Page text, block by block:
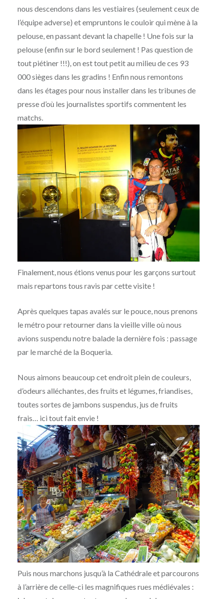
nous descendons dans les vestiaires (seulement ceux de
l’équipe adverse) et empruntons le couloir qui mène à la
pelouse, en passant devant la chapelle ! Une fois sur la
pelouse (enfin sur le bord seulement ! Pas question de
tout piétiner !!!), on est tout petit au milieu de ces 93
000 sièges dans les gradins ! Enfin nous remontons
dans les étages pour nous installer dans les tribunes de
presse d’où les journalistes sportifs commentent les
matchs.
Finalement, nous étions venus pour les garçons surtout
mais repartons tous ravis par cette visite !
Après quelques tapas avalés sur le pouce, nous prenons
le métro pour retourner dans la vieille ville où nous
avions suspendu notre balade la dernière fois : passage
par le marché de la Boqueria.
Nous aimons beaucoup cet endroit plein de couleurs,
d’odeurs alléchantes, des fruits et légumes, friandises,
toutes sortes de jambons suspendus, jus de fruits
frais… ici tout fait envie !
Puis nous marchons jusqu’à la Cathédrale et parcourons
à l’arrière de celle-ci les magnifiques rues médiévales :